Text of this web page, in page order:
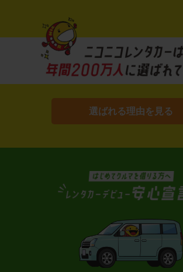
選ばれる理由を見る